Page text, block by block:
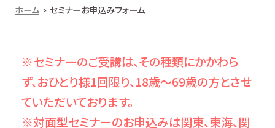
ホーム セミナーお申込みフォーム
※セミナーのご受講は、その種類にかかわら
ず、おひとり様1回限り、18歳～69歳の方とさせ
ていただいております。
※対面型セミナーのお申込みは関東、東海、関